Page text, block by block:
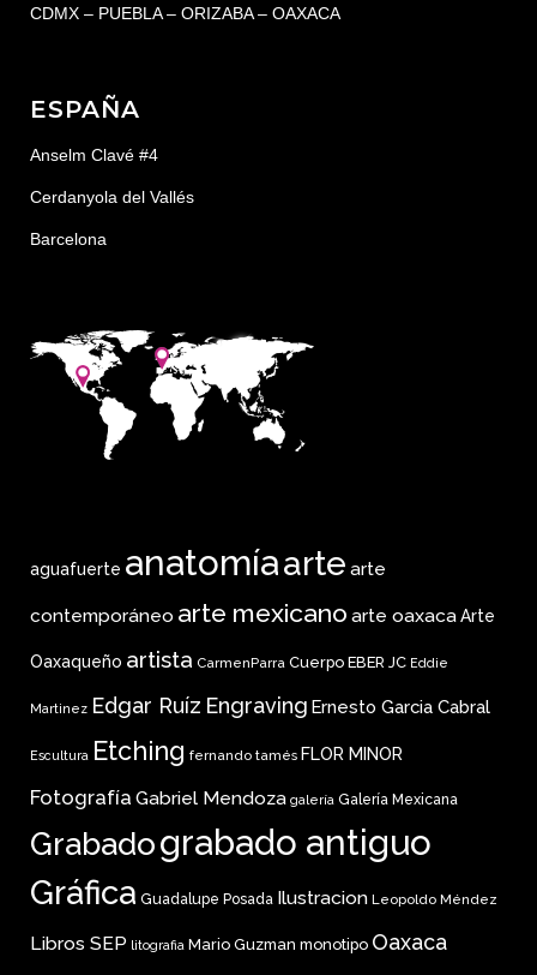
CDMX – PUEBLA – ORIZABA – OAXACA
ESPAÑA
Anselm Clavé #4
Cerdanyola del Vallés
Barcelona
aguafuerte anatomíaarte arte
contemporáneo arte mexicano arte oaxacaArte
Oaxaqueño artista CarmenParra Cuerpo EBER JC Eddie
Martinez Edgar Ruíz Engraving Ernesto Garcia Cabral
Escultura Etching fernando tamés FLOR MINOR
Fotografía Gabriel Mendoza galería Galería Mexicana
Grabadograbado antiguo
Gráfica Guadalupe Posada Ilustracion Leopoldo Méndez
Libros SEP litografia Mario Guzman monotipo Oaxaca